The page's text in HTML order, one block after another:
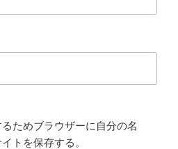
ためブラウザーに自分の名
トを保存する。